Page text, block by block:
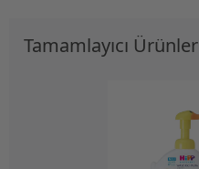
Tamamlayıcı Ürünler